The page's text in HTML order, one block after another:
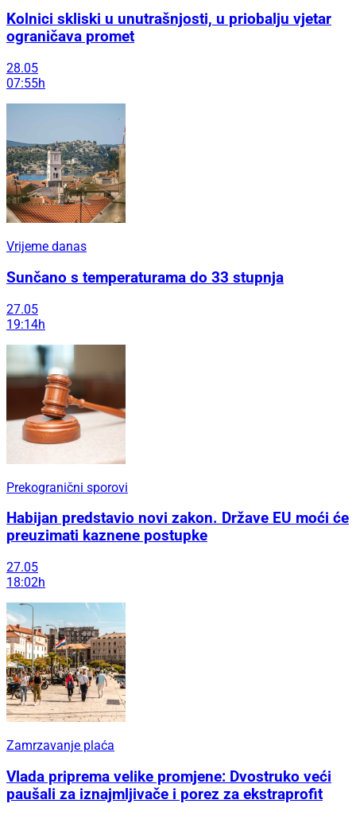
Kolnici skliski u unutrašnjosti, u priobalju vjetar
ograničava promet
28.05
07:55h
Vrijeme danas
Sunčano s temperaturama do 33 stupnja
27.05
19:14h
Prekogranični sporovi
Habijan predstavio novi zakon. Države EU moći će
preuzimati kaznene postupke
27.05
18:02h
Zamrzavanje plaća
Vlada priprema velike promjene: Dvostruko veći
paušali za iznajmljivače i porez za ekstraprofit